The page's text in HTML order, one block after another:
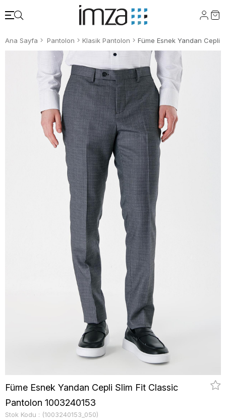
Ana Sayfa Pantolon Klasik Pantolon
Füme Esnek Yandan Cepli Slim Fit Classic
Pantolon 1003240153
Stok Kodu (1003240153_050)